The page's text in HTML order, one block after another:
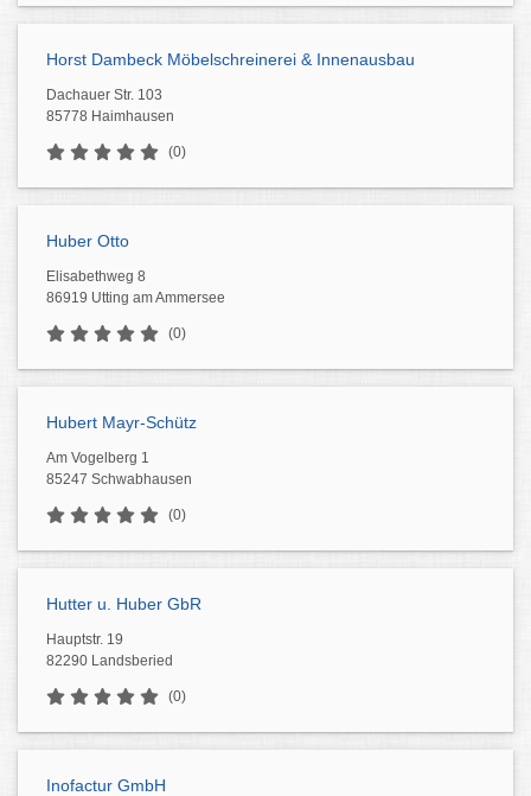
Horst Dambeck Möbelschreinerei & Innenausbau
Dachauer Str. 103
85778 Haimhausen
(0)
Huber Otto
Elisabethweg 8
86919 Utting am Ammersee
(0)
Hubert Mayr-Schütz
Am Vogelberg 1
85247 Schwabhausen
(0)
Hutter u. Huber GbR
Hauptstr. 19
82290 Landsberied
(0)
Inofactur GmbH